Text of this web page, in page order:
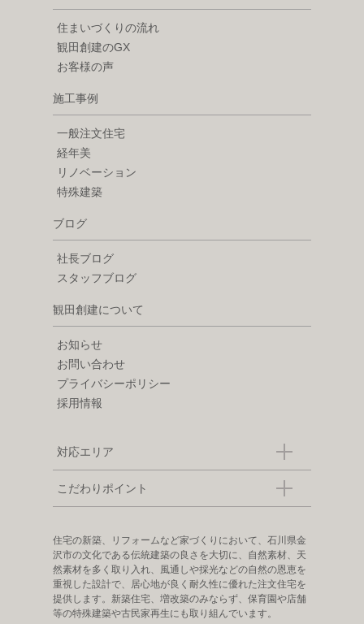
住まいづくりの流れ
観田創建のGX
お客様の声
施工事例
一般注文住宅
経年美
リノベーション
特殊建築
ブログ
社長ブログ
スタッフブログ
観田創建について
お知らせ
お問い合わせ
プライバシーポリシー
採用情報
対応エリア
こだわりポイント
住宅の新築、リフォームなど家づくりにおいて、石川県金
沢市の文化である伝統建築の良さを大切に、自然素材、天
然素材を多く取り入れ、風通しや採光などの自然の恩恵を
重視した設計で、居心地が良く耐久性に優れた注文住宅を
提供します。新築住宅、増改築のみならず、保育園や店舗
等の特殊建築や古民家再生にも取り組んでいます。